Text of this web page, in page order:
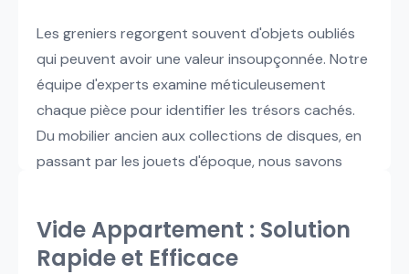
Les greniers regorgent souvent d'objets oubliés
qui peuvent avoir une valeur insoupçonnée. Notre
équipe d'experts examine méticuleusement
chaque pièce pour identifier les trésors cachés.
Du mobilier ancien aux collections de disques, en
passant par les jouets d'époque, nous savons
Vide Appartement : Solution
Rapide et Efficace